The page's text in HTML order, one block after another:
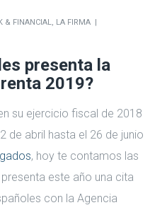
& FINANCIAL
LA FIRMA
presenta la
2019?
su ejercicio fiscal de 2018
de abril hasta el 26 de junio
, hoy te contamos las
este año una cita
con la Agencia